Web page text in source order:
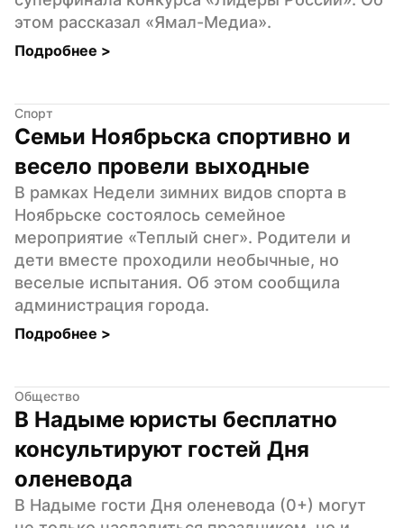
этом рассказал «Ямал-Медиа».
Подробнее >
Спорт
Семьи Ноябрьска спортивно и
весело провели выходные
В рамках Недели зимних видов спорта в
Ноябрьске состоялось семейное
мероприятие «Теплый снег». Родители и
дети вместе проходили необычные, но
веселые испытания. Об этом сообщила
администрация города.
Подробнее >
Общество
В Надыме юристы бесплатно
консультируют гостей Дня
оленевода
В Надыме гости Дня оленевода (0+) могут